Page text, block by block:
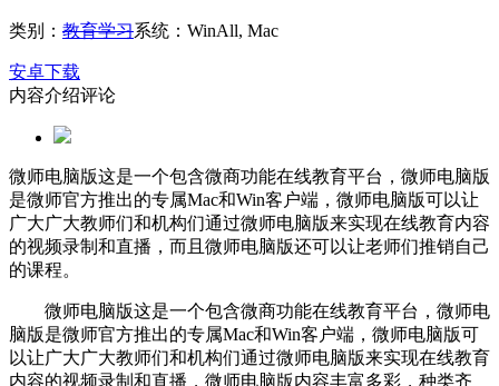
类别： 教育学习系统：WinAll, Mac
安卓下载
内容介绍评论
微师电脑版这是一个包含微商功能在线教育平台，微师电脑版
是微师官方推出的专属Mac和Win客户端，微师电脑版可以让
广大广大教师们和机构们通过微师电脑版来实现在线教育内容
的视频录制和直播，而且微师电脑版还可以让老师们推销自己
的课程。
微师电脑版这是一个包含微商功能在线教育平台，微师电
脑版是微师官方推出的专属Mac和Win客户端，微师电脑版可
以让广大广大教师们和机构们通过微师电脑版来实现在线教育
内容的视频录制和直播，微师电脑版内容丰富多彩，种类齐